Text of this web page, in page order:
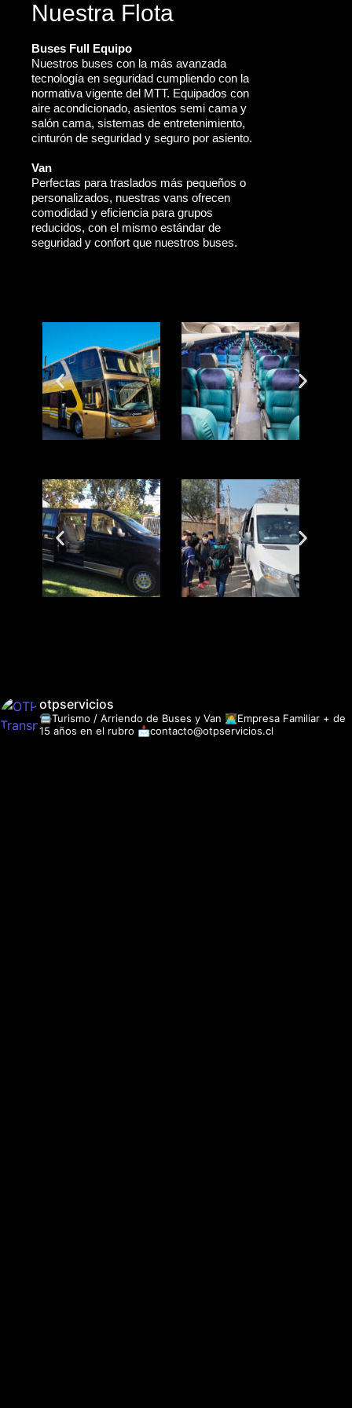
Nuestra Flota
Buses Full Equipo
Nuestros buses con la más avanzada
tecnología en seguridad cumpliendo con la
normativa vigente del MTT. Equipados con
aire acondicionado, asientos semi cama y
salón cama, sistemas de entretenimiento,
cinturón de seguridad y seguro por asiento.
Van
Perfectas para traslados más pequeños o
personalizados, nuestras vans ofrecen
comodidad y eficiencia para grupos
reducidos, con el mismo estándar de
seguridad y confort que nuestros buses.
otpservicios
🚍Turismo / Arriendo de Buses y Van 👩‍💻Empresa Familiar + de
15 años en el rubro 📩contacto@otpservicios.cl